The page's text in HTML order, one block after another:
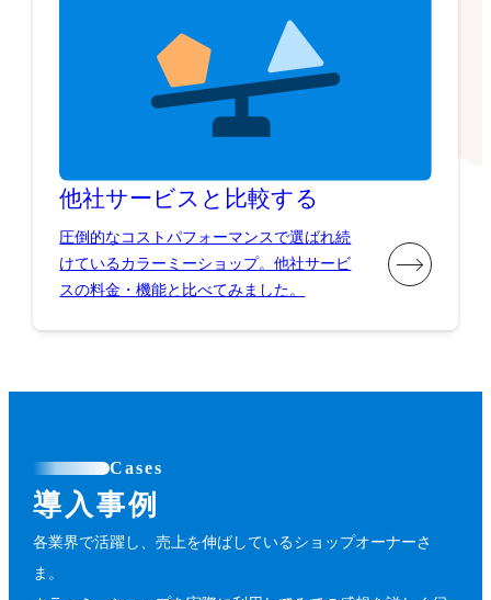
他社サービスと比較する
圧倒的なコストパフォーマンスで選ばれ続
けているカラーミーショップ。他社サービ
スの料金・機能と比べてみました。
Cases
導入事例
各業界で活躍し、売上を伸ばしているショップオーナーさ
ま。